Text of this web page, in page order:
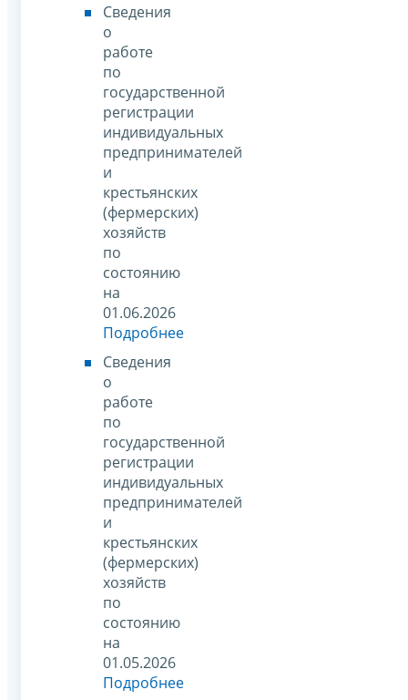
Сведения
о
работе
по
государственной
регистрации
индивидуальных
предпринимателей
и
крестьянских
(фермерских)
хозяйств
по
состоянию
на
01.06.2026
Подробнее
Сведения
о
работе
по
государственной
регистрации
индивидуальных
предпринимателей
и
крестьянских
(фермерских)
хозяйств
по
состоянию
на
01.05.2026
Подробнее